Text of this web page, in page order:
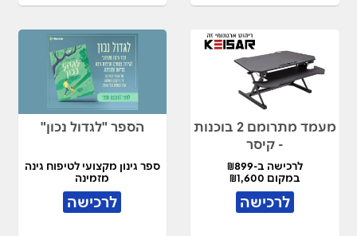
מעמד מתרומם 2 בוכנות
- קיסר
לרכישה ב-₪899
במקום ₪1,600
לרכישה
הספר "לגדול נכון"
ספר גינון מקצועי לטיפוח גינה
מזמינה
לרכישה